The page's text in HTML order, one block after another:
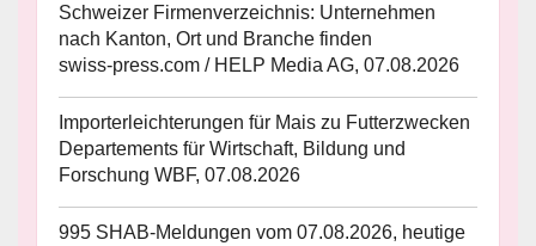
Schweizer Firmenverzeichnis: Unternehmen
nach Kanton, Ort und Branche finden
swiss-press.com / HELP Media AG, 07.08.2026
Importerleichterungen für Mais zu Futterzwecken
Departements für Wirtschaft, Bildung und
Forschung WBF, 07.08.2026
995 SHAB-Meldungen vom 07.08.2026, heutige